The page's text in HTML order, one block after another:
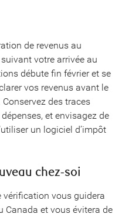
de revenus au
votre arrivée au
débute fin février et se
vos revenus avant le
des traces
et envisagez de
un logiciel d’impôt
chez-soi
vérification vous guidera
Canada et vous évitera de